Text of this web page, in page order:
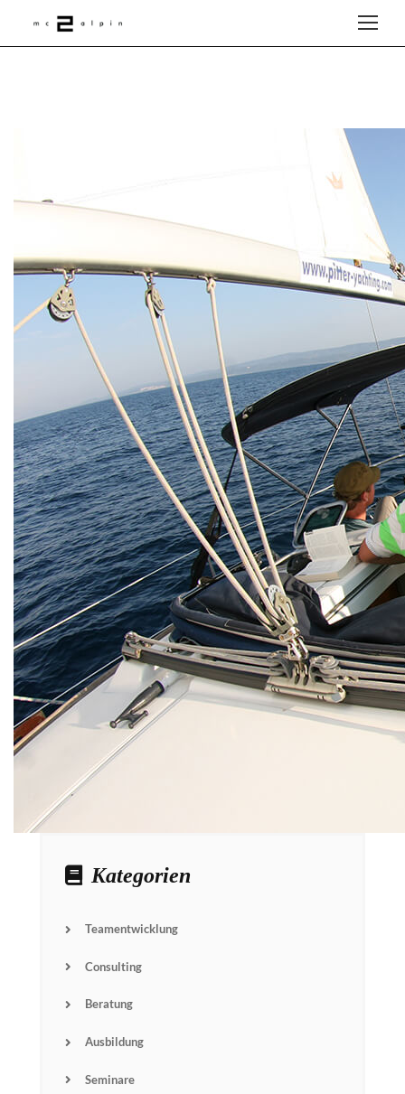
Kategorien
Teamentwicklung
Consulting
Beratung
Ausbildung
Seminare